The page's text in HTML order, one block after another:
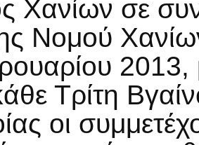
Χανίων σε
Νομού
2013,
Τρίτη
οι